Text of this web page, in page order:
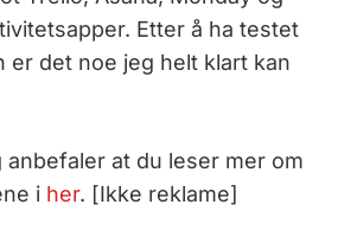
Etter å ha testet
er det noe jeg helt klart kan
anbefaler at du leser mer om
i her. [Ikke reklame]